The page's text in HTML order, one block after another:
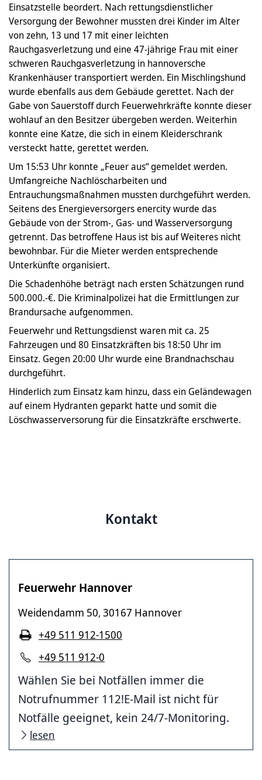
Einsatzstelle beordert. Nach rettungsdienstlicher
Versorgung der Bewohner mussten drei Kinder im Alter
von zehn, 13 und 17 mit einer leichten
Rauchgasverletzung und eine 47-jährige Frau mit einer
schweren Rauchgasverletzung in hannoversche
Krankenhäuser transportiert werden. Ein Mischlingshund
wurde ebenfalls aus dem Gebäude gerettet. Nach der
Gabe von Sauerstoff durch Feuerwehrkräfte konnte dieser
wohlauf an den Besitzer übergeben werden. Weiterhin
konnte eine Katze, die sich in einem Kleiderschrank
versteckt hatte, gerettet werden.
Um 15:53 Uhr konnte „Feuer aus“ gemeldet werden.
Umfangreiche Nachlöscharbeiten und
Entrauchungsmaßnahmen mussten durchgeführt werden.
Seitens des Energieversorgers enercity wurde das
Gebäude von der Strom-, Gas- und Wasserversorgung
getrennt. Das betroffene Haus ist bis auf Weiteres nicht
bewohnbar. Für die Mieter werden entsprechende
Unterkünfte organisiert.
Die Schadenhöhe beträgt nach ersten Schätzungen rund
500.000.-€. Die Kriminalpolizei hat die Ermittlungen zur
Brandursache aufgenommen.
Feuerwehr und Rettungsdienst waren mit ca. 25
Fahrzeugen und 80 Einsatzkräften bis 18:50 Uhr im
Einsatz. Gegen 20:00 Uhr wurde eine Brandnachschau
durchgeführt.
Hinderlich zum Einsatz kam hinzu, dass ein Geländewagen
auf einem Hydranten geparkt hatte und somit die
Löschwasserversorung für die Einsatzkräfte erschwerte.
Kontakt
Feuerwehr Hannover
Weidendamm 50, 30167 Hannover
+49 511 912-0
+49 511 912-1500
Wählen Sie bei Notfällen immer die
Notrufnummer 112!E-Mail ist nicht für
Notfälle geeignet, kein 24/7-Monitoring.
lesen